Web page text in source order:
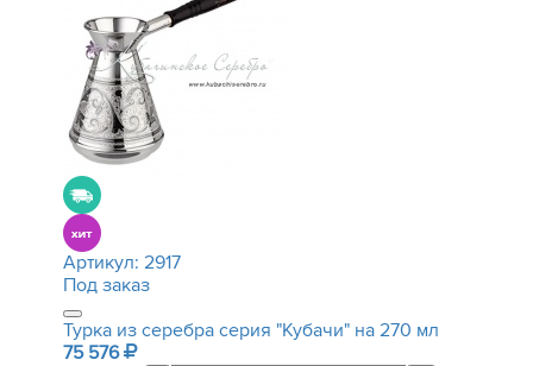
Артикул: 2917
Под заказ
Турка из серебра серия "Кубачи" на 270 мл
75 576